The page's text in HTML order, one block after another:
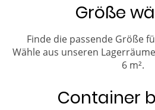
Größe
Finde die passende Größe
Wähle aus unseren
6 m².
Container